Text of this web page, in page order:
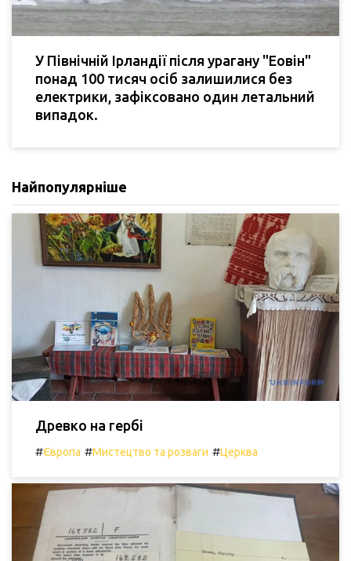
У Північній Ірландії після урагану "Еовін"
понад 100 тисяч осіб залишилися без
електрики, зафіксовано один летальний
випадок.
Найпопулярніше
Древко на гербі
#Європа #Мистецтво та розваги #Церква